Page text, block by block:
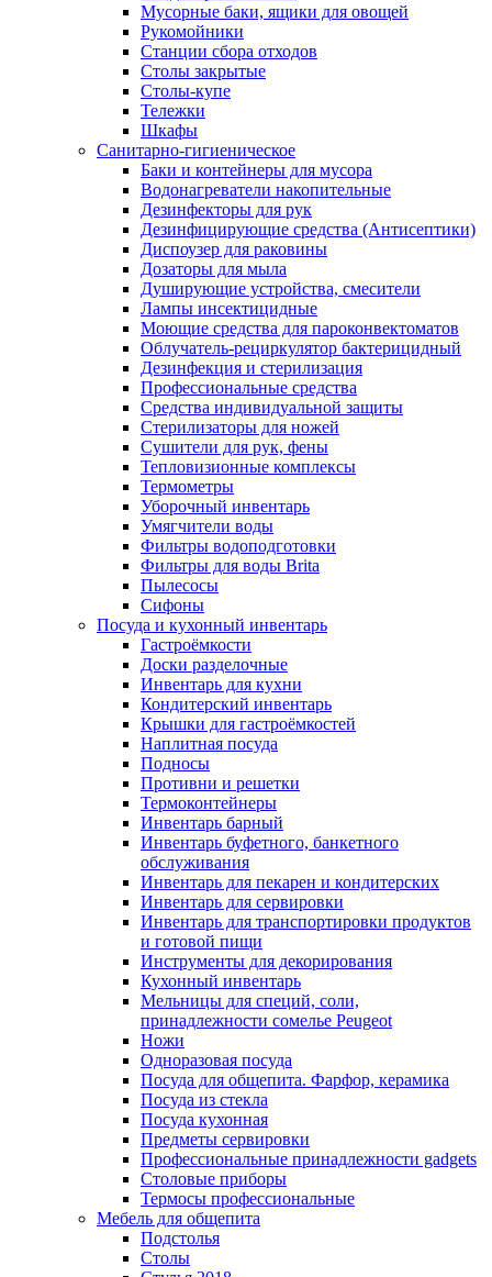
Мусорные баки, ящики для овощей
Рукомойники
Станции сбора отходов
Столы закрытые
Столы-купе
Тележки
Шкафы
Санитарно-гигиеническое
Баки и контейнеры для мусора
Водонагреватели накопительные
Дезинфекторы для рук
Дезинфицирующие средства (Антисептики)
Диспоузер для раковины
Дозаторы для мыла
Душирующие устройства, смесители
Лампы инсектицидные
Моющие средства для пароконвектоматов
Облучатель-рециркулятор бактерицидный
Дезинфекция и стерилизация
Профессиональные средства
Средства индивидуальной защиты
Стерилизаторы для ножей
Сушители для рук, фены
Тепловизионные комплексы
Термометры
Уборочный инвентарь
Умягчители воды
Фильтры водоподготовки
Фильтры для воды Brita
Пылесосы
Сифоны
Посуда и кухонный инвентарь
Гастроёмкости
Доски разделочные
Инвентарь для кухни
Кондитерский инвентарь
Крышки для гастроёмкостей
Наплитная посуда
Подносы
Противни и решетки
Термоконтейнеры
Инвентарь барный
Инвентарь буфетного, банкетного
обслуживания
Инвентарь для пекарен и кондитерских
Инвентарь для сервировки
Инвентарь для транспортировки продуктов
и готовой пищи
Инструменты для декорирования
Кухонный инвентарь
Мельницы для специй, соли,
принадлежности сомелье Peugeot
Ножи
Одноразовая посуда
Посуда для общепита. Фарфор, керамика
Посуда из стекла
Посуда кухонная
Предметы сервировки
Профессиональные принадлежности gadgets
Столовые приборы
Термосы профессиональные
Мебель для общепита
Подстолья
Столы